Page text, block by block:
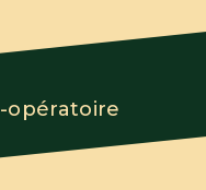
opératoire